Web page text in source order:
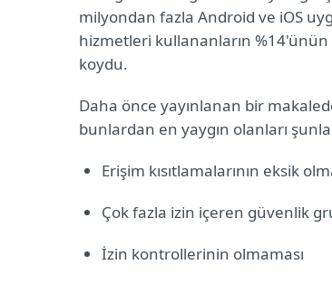
milyondan fazla Android ve iOS
hizmetleri kullananların %14'ünün
koydu.
Daha önce yayınlanan bir
bunlardan en yaygın olanları
Erişim kısıtlamalarının eksik
Çok fazla izin içeren güvenlik
İzin kontrollerinin olmaması